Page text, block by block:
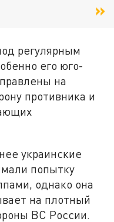
регулярным
его юго-
на
противника и
украинские
попытку
однако она
на плотный
ВС России.